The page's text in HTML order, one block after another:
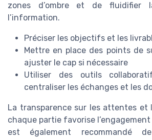
zones d’ombre et de fluidifier
l’information.
Préciser les objectifs et les
Mettre en place des points de
ajuster le cap si nécessaire
Utiliser des outils
centraliser les échanges et les
La transparence sur les attentes et
chaque partie favorise l’engagement
est également recommandé